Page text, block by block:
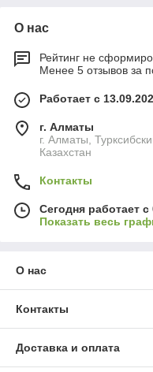
О нас
Рейтинг не
Менее 5 отзывов за
Работает с
г. Алматы
г. Алматы,
Казахстан
Контакты
Сегодня работает
Показать весь
О нас
Контакты
Доставка и оплата